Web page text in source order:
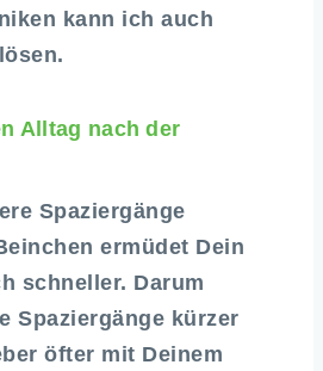
kann ich auch
Alltag nach der
Spaziergänge
ermüdet Dein
schneller. Darum
Spaziergänge kürzer
öfter mit Deinem